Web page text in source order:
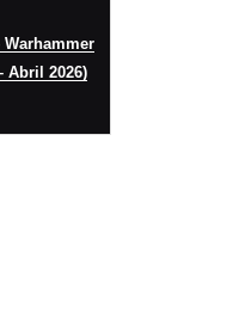
Warhammer
Abril 2026)